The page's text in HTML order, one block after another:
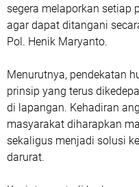
segera melaporkan setiap
agar dapat ditangani
Pol. Henik Maryanto.
Menurutnya, pendekatan
prinsip yang terus
di lapangan. Kehadiran
masyarakat diharapkan
sekaligus menjadi solusi
darurat.